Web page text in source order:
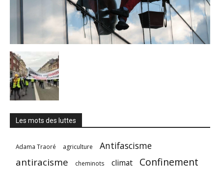
Les mots des luttes
Adama Traoré agriculture Antifascisme
antiracisme cheminots climat Confinement